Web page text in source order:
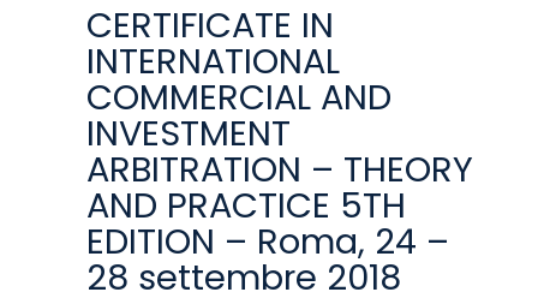
CERTIFICATE IN
INTERNATIONAL
COMMERCIAL AND
INVESTMENT
ARBITRATION – THEORY
AND PRACTICE 5TH
EDITION – Roma, 24 –
28 settembre 2018